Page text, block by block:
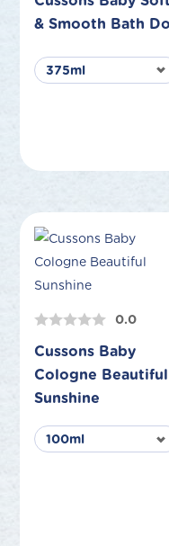
& Smooth Bath
0.0
Cussons Baby
Cologne Beautiful
Sunshine